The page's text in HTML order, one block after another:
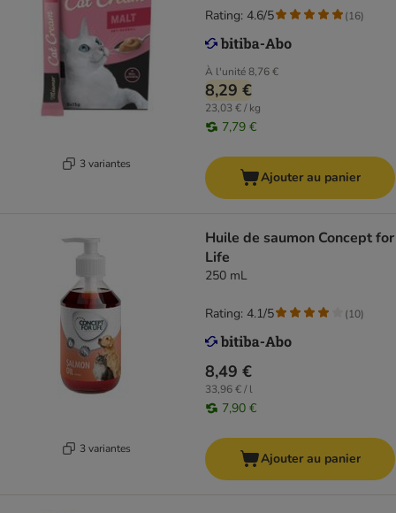
3 variantes
À l'unité8,76 €
8,29 €
23,03 € / kg
7,79 €
Rating: 4.6/5 (16)
Ajouter au panier
3 variantes
Huile de saumon Concept for
Life
250 mL
8,49 €
33,96 € / l
7,90 €
Rating: 4.1/5 (10)
Ajouter au panier